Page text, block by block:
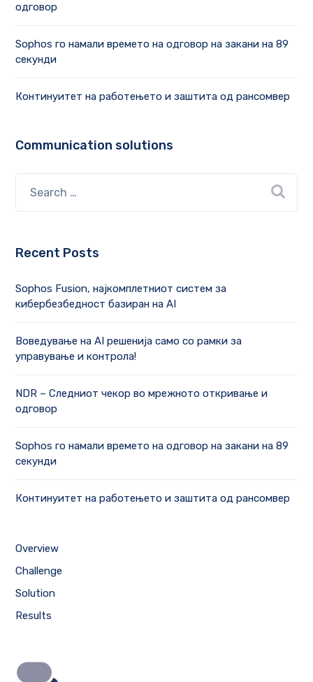
одговор
Sophos го намали времето на одговор на закани на 89
секунди
Континуитет на работењето и заштита од рансомвер
Communication solutions
Recent Posts
Sophos Fusion, најкомплетниот систем за
кибербезбедност базиран на AI
Воведување на AI решенија само со рамки за
управување и контрола!
NDR – Следниот чекор во мрежното откривање и
одговор
Sophos го намали времето на одговор на закани на 89
секунди
Континуитет на работењето и заштита од рансомвер
Overview
Challenge
Solution
Results